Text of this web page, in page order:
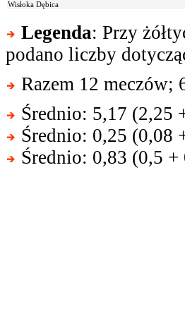
Wisłoka Dębica
Legenda: Przy
podano liczby
Razem 12 meczów;
Średnio: 5,17 (2,25
Średnio: 0,25 (0,08
Średnio: 0,83 (0,5 +